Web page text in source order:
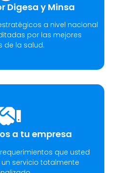
Digesa y Minsa​
a nivel nacional
por las mejores
de la salud.
a tu empresa
que usted
servicio totalmente